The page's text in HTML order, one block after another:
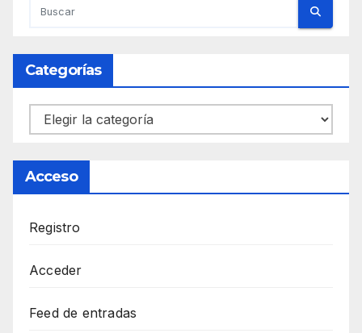
Categorías
Categorías
Acceso
Registro
Acceder
Feed de entradas